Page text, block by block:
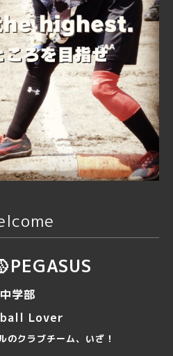
中学部
Lover
のクラブチーム、いざ！